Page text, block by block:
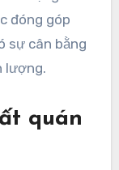
đóng góp
sự cân bằng
lượng.
quán